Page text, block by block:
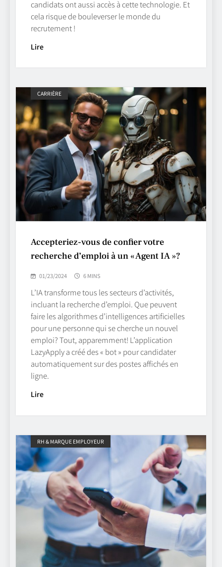
candidats ont aussi accès à cette technologie. Et
cela risque de bouleverser le monde du
recrutement !
Lire
CARRIÈRE
Accepteriez-vous de confier votre
recherche d’emploi à un « Agent IA »?
01/23/2024 6 MINS
L’IA transforme tous les secteurs d’activités,
incluant la recherche d’emploi. Que peuvent
faire les algorithmes d’intelligences artificielles
pour une personne qui se cherche un nouvel
emploi? Tout, apparemment! L’application
LazyApply a créé des « bot » pour candidater
automatiquement sur des postes affichés en
ligne.
Lire
RH & MARQUE EMPLOYEUR